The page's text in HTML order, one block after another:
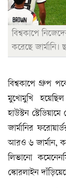
বিশ্বকাপে
করেছে জার্মানি।
বিশ্বকাপে গ্রুপ
মুখোমুখি হয়েছিল
হাউস্টন
জার্মানির
আরও ৬ জার্মান,
লিভানো
স্কোরলাইন